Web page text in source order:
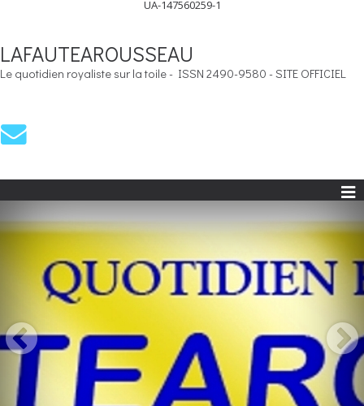
UA-147560259-1
LAFAUTEAROUSSEAU
Le quotidien royaliste sur la toile - ISSN 2490-9580 - SITE OFFICIEL